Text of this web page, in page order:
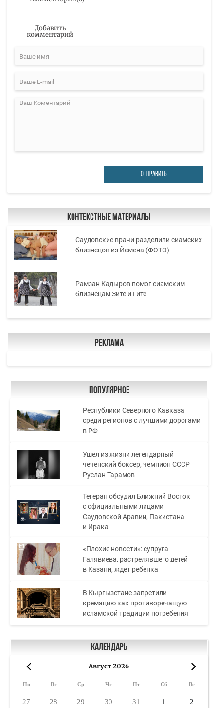
Добавить
комментарий
ОТПРАВИТЬ
Контекстные материалы
Саудовские врачи разделили сиамских
близнецов из Йемена (ФОТО)
Рамзан Кадыров помог сиамским
близнецам Зите и Гите
Реклама
Популярное
Республики Северного Кавказа
среди регионов с лучшими дорогами
в РФ
Ушел из жизни легендарный
чеченский боксер, чемпион СССР
Руслан Тарамов
Тегеран обсудил Ближний Восток
с официальными лицами
Саудовской Аравии, Пакистана
и Ирака
«Плохие новости»: супруга
Галявиева, растрелявшего детей
в Казани, ждет ребенка
В Кыргызстане запретили
кремацию как противоречащую
исламской традиции погребения
Календарь
Август 2026
Пн Вт Ср Чт Пт Сб Вс
27 28 29 30 31 1 2